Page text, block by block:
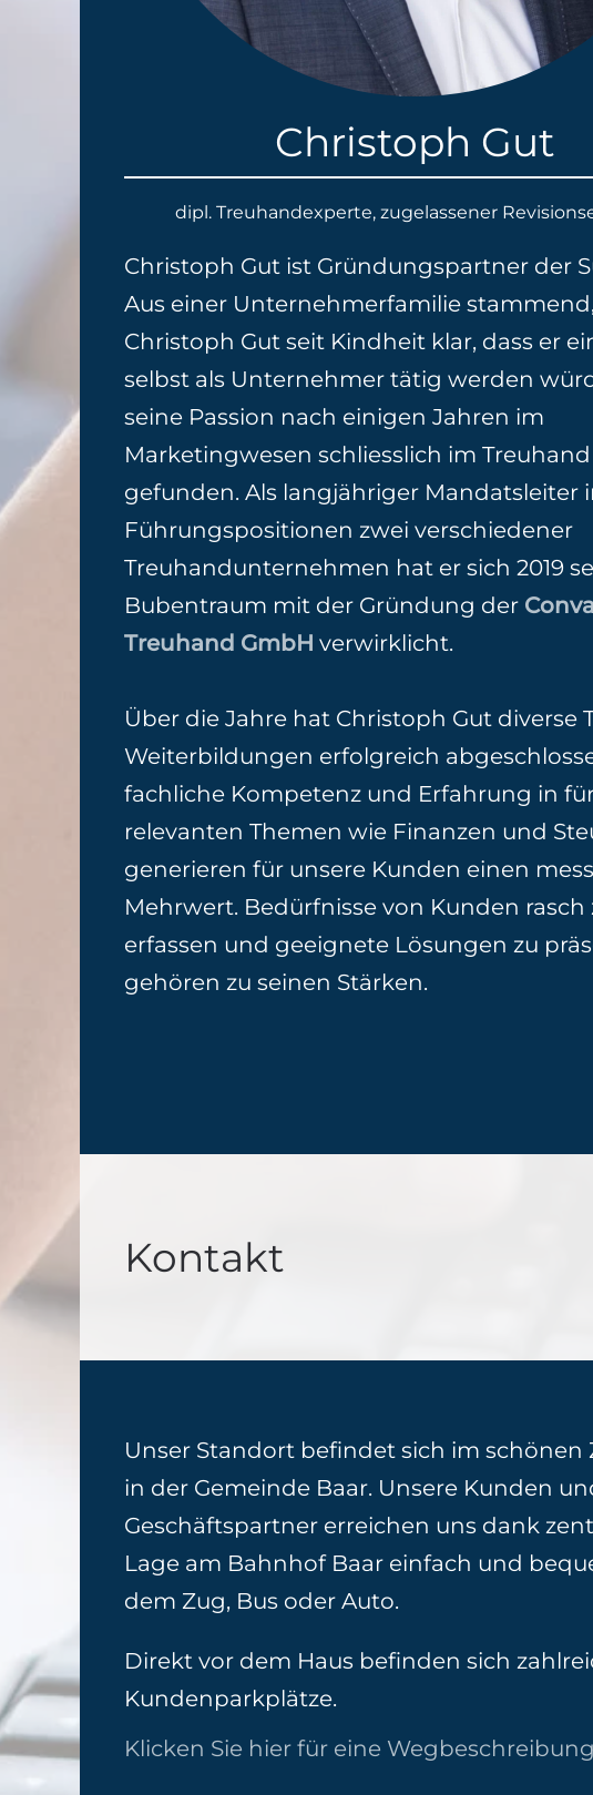
Christoph Gut
dipl. Treuhandexperte, zugelassener
Christoph Gut ist Gründungspartner der
Aus einer Unternehmerfamilie
Christoph Gut seit Kindheit klar, dass er
selbst als Unternehmer tätig werden
seine Passion nach einigen Jahren im
Marketingwesen schliesslich im Treuhand
gefunden. Als langjähriger Mandatsleiter
Führungspositionen zwei verschiedener
Treuhandunternehmen hat er sich 2019
Bubentraum mit der Gründung der Conva
Treuhand GmbH verwirklicht.
Über die Jahre hat Christoph Gut diverse
Weiterbildungen erfolgreich
fachliche Kompetenz und Erfahrung in
relevanten Themen wie Finanzen und
generieren für unsere Kunden einen
Mehrwert. Bedürfnisse von Kunden rasch
erfassen und geeignete Lösungen zu
gehören zu seinen Stärken.
Kontakt
Unser Standort befindet sich im schönen
in der Gemeinde Baar. Unsere Kunden
Geschäftspartner erreichen uns dank
Lage am Bahnhof Baar einfach und
dem Zug, Bus oder Auto.
Direkt vor dem Haus befinden sich
Kundenparkplätze.
Klicken Sie hier für eine